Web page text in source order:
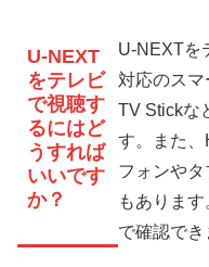
U-NEXT
をテレビ
で視聴す
るにはど
うすれば
いいです
か？
U-NEXTを
対応のス
TV Stickな
す。また、
フォンや
もありま
で確認でき